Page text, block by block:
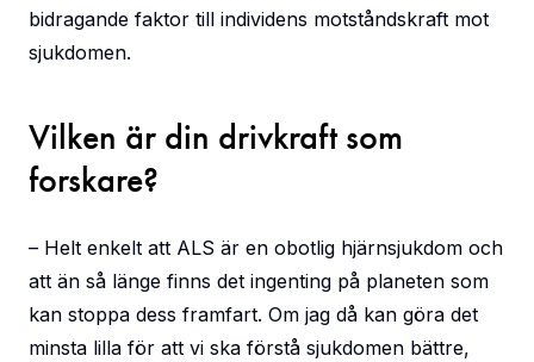
bidragande faktor till individens motståndskraft mot
sjukdomen.
Vilken är din drivkraft som
forskare?
– Helt enkelt att ALS är en obotlig hjärnsjukdom och
att än så länge finns det ingenting på planeten som
kan stoppa dess framfart. Om jag då kan göra det
minsta lilla för att vi ska förstå sjukdomen bättre,